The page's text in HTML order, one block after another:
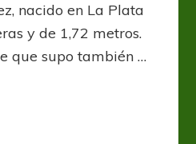
hay
más
nacido en La Plata
y de 1,72 metros.
que supo también …